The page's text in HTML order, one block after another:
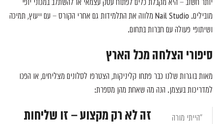
יותר חשוב – היא מקבלת כלים לפתוח עסק עצמאי או להשתלב במכוני יופי
מובילים. Nail Studio מלווה את התלמידות גם אחרי הקורס – עם ייעוץ, תמיכה
ושיתופי פעולה עם חברות בתחום.
סיפורי הצלחה מכל הארץ
מאות בוגרות שלנו כבר פתחו קליניקות, הצטרפו לסלונים מצליחים, או הפכו
למדריכות בעצמן. הנה מה שאחת מהן מספרת:
"הייתי מורה
זה לא רק מקצוע – זו שליחות